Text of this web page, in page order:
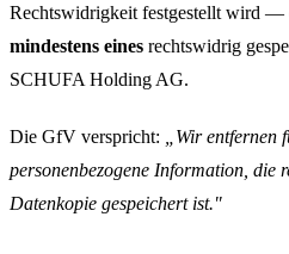
Rechtswidrigkeit festgestellt wird —
mindestens eines rechtswidrig
SCHUFA Holding AG.
Die GfV verspricht:
„Wir entfernen
personenbezogene Information, die
Datenkopie gespeichert ist."